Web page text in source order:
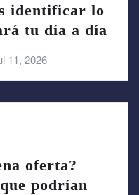
identificar lo
tu día a día
11, 2026
oferta?
podrían